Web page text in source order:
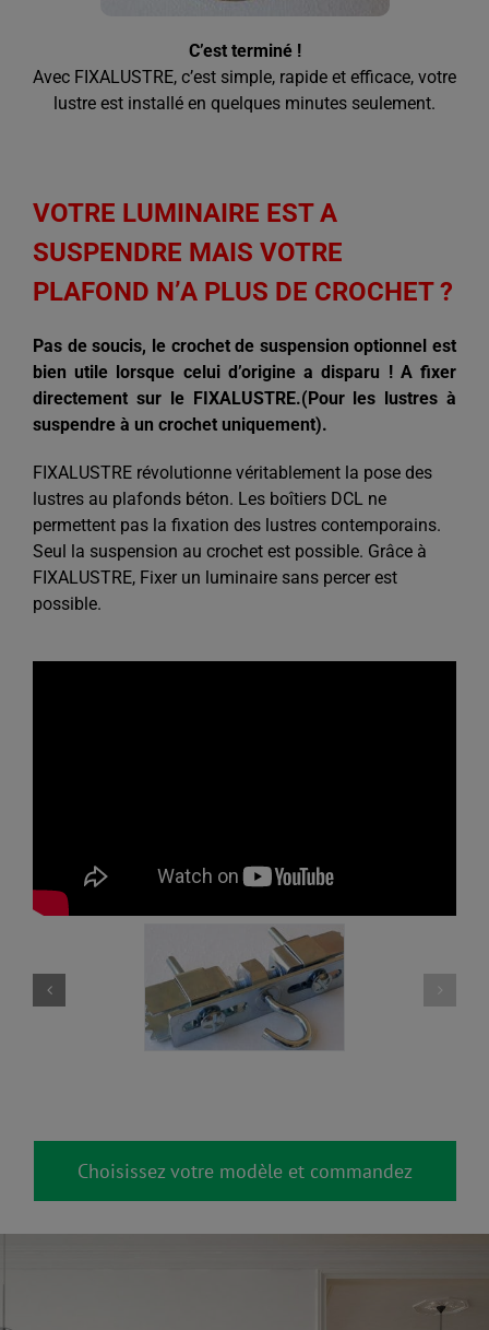
C’est terminé !
Avec FIXALUSTRE, c’est simple, rapide et efficace, votre
lustre est installé en quelques minutes seulement.
VOTRE LUMINAIRE EST A
SUSPENDRE MAIS VOTRE
PLAFOND N’A PLUS DE CROCHET ?
Pas de soucis, le crochet de suspension optionnel est
bien utile lorsque celui d’origine a disparu ! A fixer
directement sur le FIXALUSTRE.(Pour les lustres à
suspendre à un crochet uniquement).
FIXALUSTRE révolutionne véritablement la pose des
lustres au plafonds béton. Les boîtiers DCL ne
permettent pas la fixation des lustres contemporains.
Seul la suspension au crochet est possible. Grâce à
FIXALUSTRE, Fixer un luminaire sans percer est
possible.
Choisissez votre modèle et commandez